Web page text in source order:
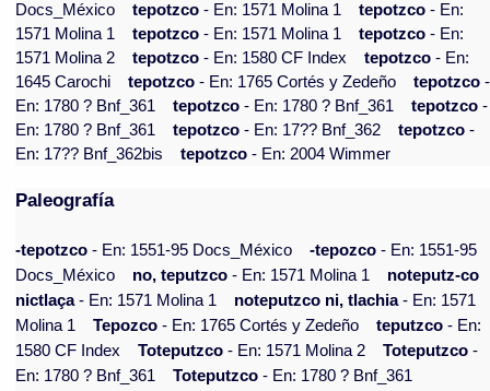
Docs_México
tepotzco- En: 1571 Molina 1 tepotzco- En:
1571 Molina 1
tepotzco- En: 1571 Molina 1 tepotzco- En:
1571 Molina 2
tepotzco- En: 1580 CF Index tepotzco- En:
1645 Carochi
tepotzco- En: 1765 Cortés y Zedeño tepotzco-
En: 1780 ? Bnf_361
tepotzco- En: 1780 ? Bnf_361 tepotzco-
En: 1780 ? Bnf_361
tepotzco- En: 17?? Bnf_362 tepotzco-
En: 17?? Bnf_362bis
tepotzco- En: 2004 Wimmer
Paleografía
-tepotzco - En: 1551-95 Docs_México -tepozco - En: 1551-95
Docs_México
no, teputzco - En: 1571 Molina 1
noteputz-co
nictlaça- En: 1571 Molina 1 noteputzco ni, tlachia- En: 1571
Molina 1
Tepozco - En: 1765 Cortés y Zedeño teputzco - En:
1580 CF Index
Toteputzco - En: 1571 Molina 2 Toteputzco -
En: 1780 ? Bnf_361
Toteputzco - En: 1780 ? Bnf_361